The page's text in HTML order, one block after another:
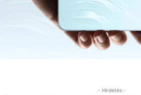
- Hirdetés -